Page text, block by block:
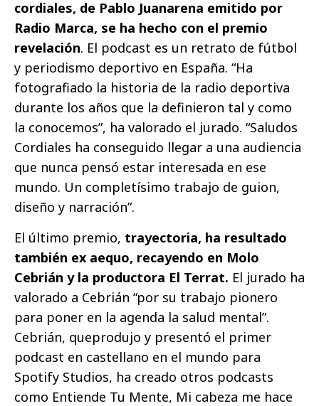
cordiales, de Pablo Juanarena emitido por
Radio Marca, se ha hecho con el premio
revelación. El podcast es un retrato de fútbol
y periodismo deportivo en España. “Ha
fotografiado la historia de la radio deportiva
durante los años que la definieron tal y como
la conocemos”, ha valorado el jurado. “Saludos
Cordiales ha conseguido llegar a una audiencia
que nunca pensó estar interesada en ese
mundo. Un completísimo trabajo de guion,
diseño y narración”.
El último premio, trayectoria, ha resultado
también ex aequo, recayendo en Molo
Cebrián y la productora El Terrat. El jurado ha
valorado a Cebrián “por su trabajo pionero
para poner en la agenda la salud mental”.
Cebrián, queprodujo y presentó el primer
podcast en castellano en el mundo para
Spotify Studios, ha creado otros podcasts
como Entiende Tu Mente, Mi cabeza me hace